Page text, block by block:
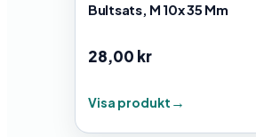
Bultsats, M 10x 35 Mm
28,00 kr
Visa produkt